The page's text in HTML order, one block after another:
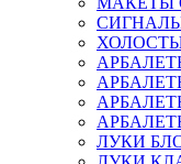
ЛУКИ